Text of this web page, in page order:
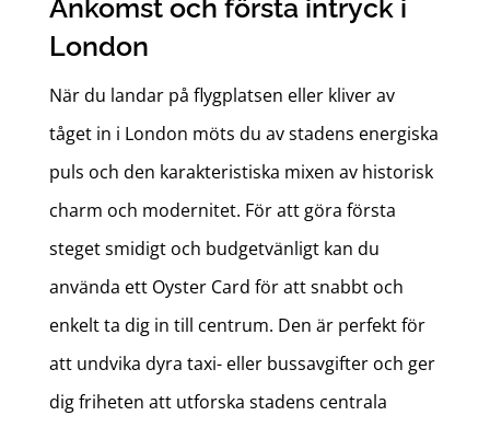
Ankomst och första intryck i
London
När du landar på flygplatsen eller kliver av
tåget in i London möts du av stadens energiska
puls och den karakteristiska mixen av historisk
charm och modernitet. För att göra första
steget smidigt och budgetvänligt kan du
använda ett Oyster Card för att snabbt och
enkelt ta dig in till centrum. Den är perfekt för
att undvika dyra taxi- eller bussavgifter och ger
dig friheten att utforska stadens centrala